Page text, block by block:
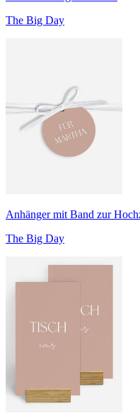
The Big Day
Anhänger mit Band zur
The Big Day